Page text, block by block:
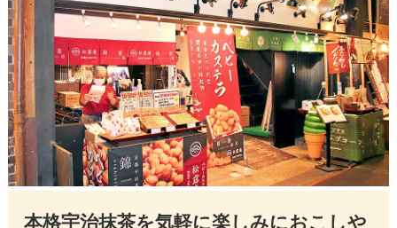
本格宇治抹茶を気軽に楽しみにおこしや